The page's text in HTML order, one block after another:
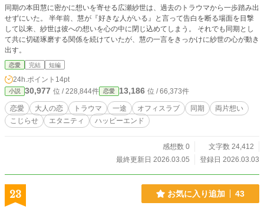
同期の本田慧に密かに想いを寄せる広瀬紗世は、過去のトラウマから一歩踏み出
せずにいた。 半年前、慧が『好きな人がいる』と言って告白を断る場面を目撃
して以来、紗世は彼への想いを心の中に閉じ込めてしまう。 それでも同期とし
て共に切磋琢磨する関係を続けていたが、慧の一言をきっかけに紗世の心が動き
出す。
恋愛 完結 短編
24h.ポイント 14pt
小説 30,977 位 / 228,844件 恋愛 13,186 位 / 66,373件
恋愛 大人の恋 トラウマ 一途 オフィスラブ 同期
両片想い
こじらせ
エタニティ ハッピーエンド
感想数 0
文字数 24,412
最終更新日 2026.03.05
登録日 2026.03.03
23 お気に入り追加 43